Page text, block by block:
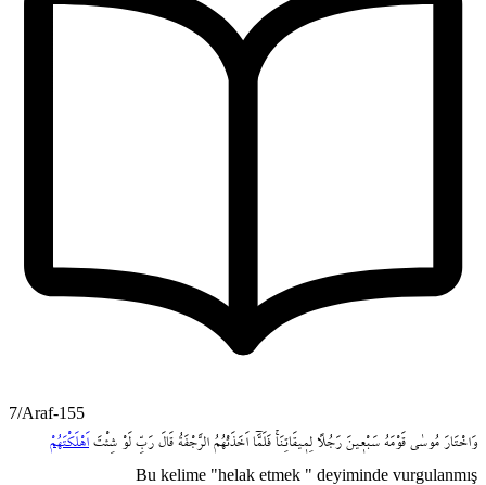
7/Araf-155
وَاخْتَارَ مُوسٰى قَوْمَهُ سَبْع۪ينَ رَجُلاً لِم۪يقَاتِنَاۚ فَلَمَّٓا اَخَذَتْهُمُ الرَّجْفَةُ قَالَ رَبِّ لَوْ شِئْتَ اَهْلَكْتَهُمْ
Bu kelime "helak etmek " deyiminde vurgulanmış